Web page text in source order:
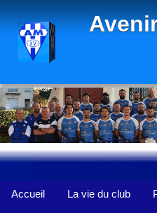
Accueil La vie du club